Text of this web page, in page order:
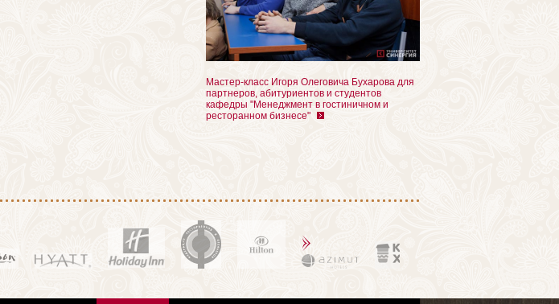
Мастер-класс Игоря Олеговича Бухарова для
партнеров, абитуриентов и студентов
кафедры "Менеджмент в гостиничном и
ресторанном бизнесе"